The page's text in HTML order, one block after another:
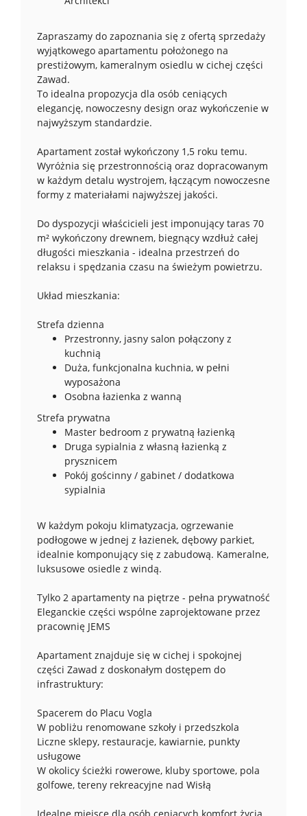
Zapraszamy do zapoznania się z ofertą sprzedaży
wyjątkowego apartamentu położonego na
prestiżowym, kameralnym osiedlu w cichej części
Zawad.
To idealna propozycja dla osób ceniących
elegancję, nowoczesny design oraz wykończenie w
najwyższym standardzie.
Apartament został wykończony 1,5 roku temu.
Wyróżnia się przestronnością oraz dopracowanym
w każdym detalu wystrojem, łączącym nowoczesne
formy z materiałami najwyższej jakości.
Do dyspozycji właścicieli jest imponujący taras 70
m² wykończony drewnem, biegnący wzdłuż całej
długości mieszkania - idealna przestrzeń do
relaksu i spędzania czasu na świeżym powietrzu.
Układ mieszkania:
Strefa dzienna
Przestronny, jasny salon połączony z
kuchnią
Duża, funkcjonalna kuchnia, w pełni
wyposażona
Osobna łazienka z wanną
Strefa prywatna
Master bedroom z prywatną łazienką
Druga sypialnia z własną łazienką z
prysznicem
Pokój gościnny / gabinet / dodatkowa
sypialnia
W każdym pokoju klimatyzacja, ogrzewanie
podłogowe w jednej z łazienek, dębowy parkiet,
idealnie komponujący się z zabudową. Kameralne,
luksusowe osiedle z windą.
Tylko 2 apartamenty na piętrze - pełna prywatność
Eleganckie części wspólne zaprojektowane przez
pracownię JEMS
Apartament znajduje się w cichej i spokojnej
części Zawad z doskonałym dostępem do
infrastruktury:
Spacerem do Placu Vogla
W pobliżu renomowane szkoły i przedszkola
Liczne sklepy, restauracje, kawiarnie, punkty
usługowe
W okolicy ścieżki rowerowe, kluby sportowe, pola
golfowe, tereny rekreacyjne nad Wisłą